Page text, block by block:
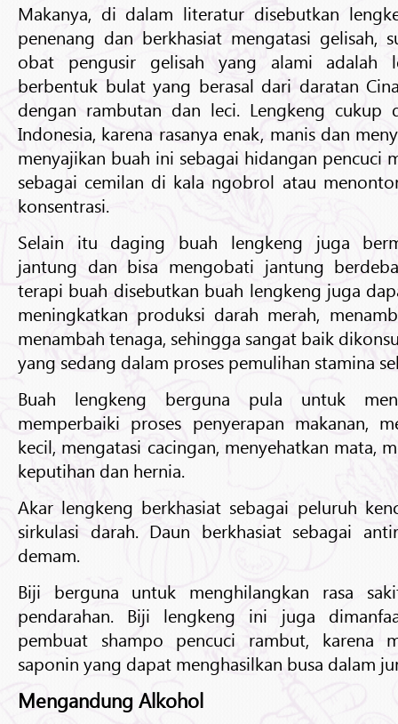
Makanya, di dalam literatur disebutkan
penenang dan berkhasiat mengatasi gelisah,
obat pengusir gelisah yang alami adalah
berbentuk bulat yang berasal dari daratan
dengan rambutan dan leci. Lengkeng cukup
Indonesia, karena rasanya enak, manis dan
menyajikan buah ini sebagai hidangan pencuci
sebagai cemilan di kala ngobrol atau
konsentrasi.
Selain itu daging buah lengkeng juga
jantung dan bisa mengobati jantung
terapi buah disebutkan buah lengkeng juga
meningkatkan produksi darah merah,
menambah tenaga, sehingga sangat baik
yang sedang dalam proses pemulihan stamina
Buah lengkeng berguna pula untuk
memperbaiki proses penyerapan makanan,
kecil, mengatasi cacingan, menyehatkan mata,
keputihan dan hernia.
Akar lengkeng berkhasiat sebagai peluruh
sirkulasi darah. Daun berkhasiat sebagai
demam.
Biji berguna untuk menghilangkan rasa
pendarahan. Biji lengkeng ini juga
pembuat shampo pencuci rambut, karena
saponin yang dapat menghasilkan busa dalam
Mengandung Alkohol